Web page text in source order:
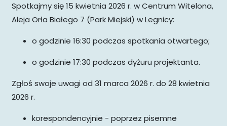
Spotkajmy się 15 kwietnia 2026 r. w Centrum Witelona,
Aleja Orła Białego 7 (Park Miejski) w Legnicy:
o godzinie 16:30 podczas spotkania otwartego;
o godzinie 17:30 podczas dyżuru projektanta.
Zgłoś swoje uwagi od 31 marca 2026 r. do 28 kwietnia
2026 r.
korespondencyjnie - poprzez pisemne